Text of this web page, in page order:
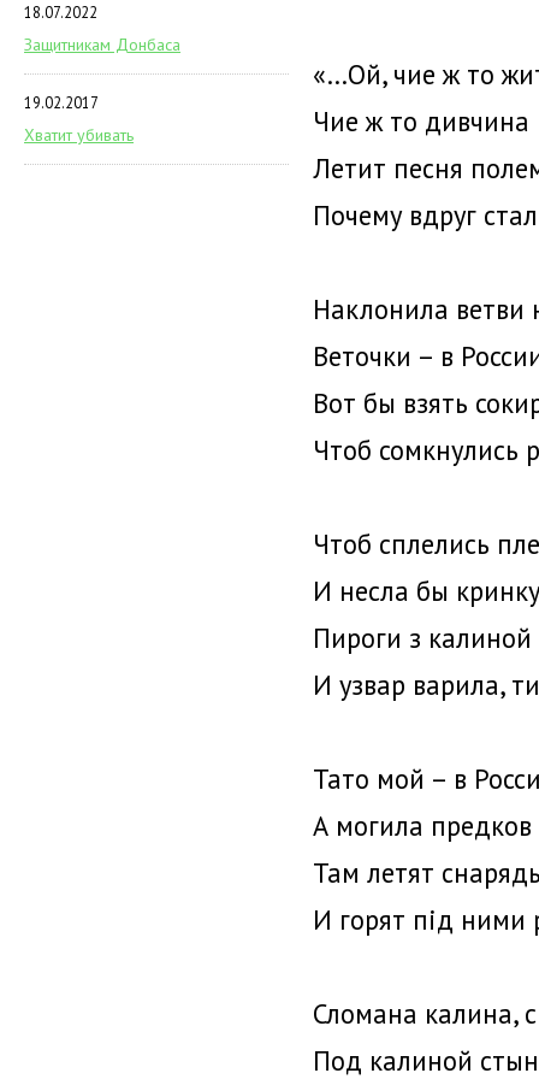
18.07.2022
Защитникам Донбаса
19.02.2017
Хватит убивать
«…Ой, чие ж то
Чие ж то дивчина
Летит песня
Почему вдруг
Наклонила ветви
Веточки – в
Вот бы взять
Чтоб сомкнулись
Чтоб сплелись
И несла бы
Пироги з
И узвар варила,
Тато мой – в
А могила
Там летят
И горят пiд
Сломана калина,
Под калиной